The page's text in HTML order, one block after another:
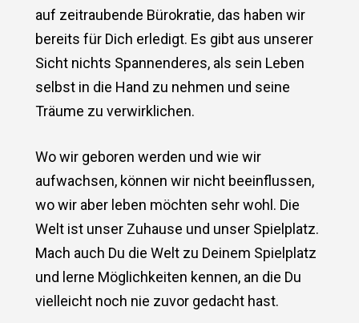
auf zeitraubende Bürokratie, das haben wir
bereits für Dich erledigt. Es gibt aus unserer
Sicht nichts Spannenderes, als sein Leben
selbst in die Hand zu nehmen und seine
Träume zu verwirklichen.
Wo wir geboren werden und wie wir
aufwachsen, können wir nicht beeinflussen,
wo wir aber leben möchten sehr wohl. Die
Welt ist unser Zuhause und unser Spielplatz.
Mach auch Du die Welt zu Deinem Spielplatz
und lerne Möglichkeiten kennen, an die Du
vielleicht noch nie zuvor gedacht hast.